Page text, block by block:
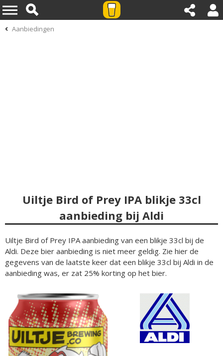
Aanbiedingen
Uiltje Bird of Prey IPA blikje 33cl
aanbieding bij Aldi
Uiltje Bird of Prey IPA aanbieding van een blikje 33cl bij de
Aldi. Deze bier aanbieding is niet meer geldig. Zie hier de
gegevens van de laatste keer dat een blikje 33cl bij Aldi in de
aanbieding was, er zat 25% korting op het bier.